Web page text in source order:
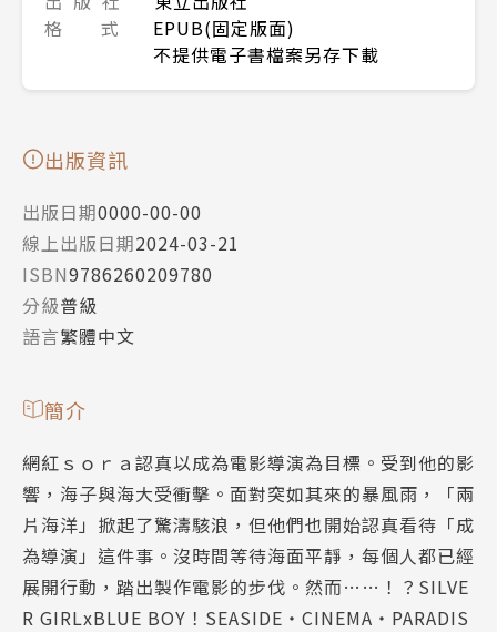
格 式
EPUB(固定版面)
不提供電子書檔案另存下載
出版資訊
出版日期0000-00-00
線上出版日期2024-03-21
ISBN9786260209780
分級普級
語言繁體中文
簡介
網紅ｓｏｒａ認真以成為電影導演為目標。受到他的影
響，海子與海大受衝擊。面對突如其來的暴風雨，「兩
片海洋」掀起了驚濤駭浪，但他們也開始認真看待「成
為導演」這件事。沒時間等待海面平靜，每個人都已經
展開行動，踏出製作電影的步伐。然而……！？SILVE
R GIRLxBLUE BOY！SEASIDE・CINEMA・PARADIS